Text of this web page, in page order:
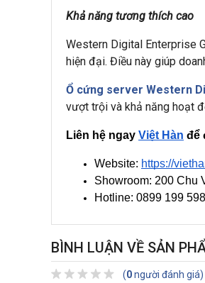
Khả năng tương thích cao
Western Digital Enterprise
hiện đại. Điều này giúp
Ổ cứng server Western
vượt trội và khả năng hoạt
Liên hệ ngay Việt Hàn để
Website: https://
Showroom: 200 Chu
Hotline: 0899 199 598
BÌNH LUẬN VỀ SẢN
(0người đánh giá)